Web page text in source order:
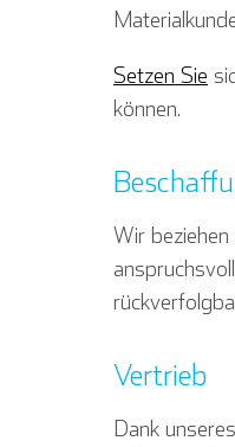
Setzen Sie
können.
Wir
Vertrieb
Dank